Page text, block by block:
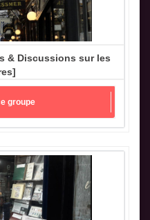
& Discussions sur les
groupe